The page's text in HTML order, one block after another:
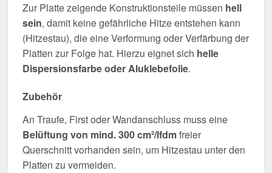
Zur Platte zeigende Konstruktionsteile müssen hell
sein, damit keine gefährliche Hitze entstehen kann
(Hitzestau), die eine Verformung oder Verfärbung der
Platten zur Folge hat. Hierzu eignet sich helle
Dispersionsfarbe oder Aluklebefolie.
Zubehör
An Traufe, First oder Wandanschluss muss eine
Belüftung von mind. 300 cm²/lfdmfreier
Querschnitt vorhanden sein, um Hitzestau unter den
Platten zu vermeiden.